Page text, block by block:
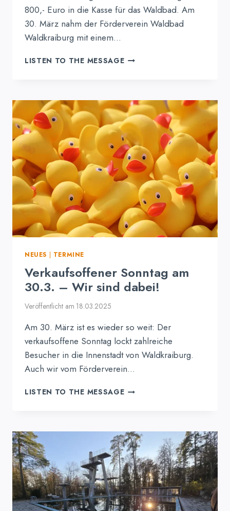
800,- Euro in die Kasse für das Waldbad. Am
30. März nahm der Förderverein Waldbad
Waldkraiburg mit einem…
LISTEN TO THE MESSAGEERFOLGREICHER
BEIM
VERKAUFSOFFENEN
SONNTAG
NEUES | TERMINE
Verkaufsoffener Sonntag am
30.3. – Wir sind dabei!
Veröffentlicht am 18.03.2025
Am 30. März ist es wieder so weit: Der
verkaufsoffene Sonntag lockt zahlreiche
Besucher in die Innenstadt von Waldkraiburg.
Auch wir vom Förderverein…
LISTEN TO THE MESSAGEVERKAUFSOFFENER
–
WIR
SIND
DABEI!